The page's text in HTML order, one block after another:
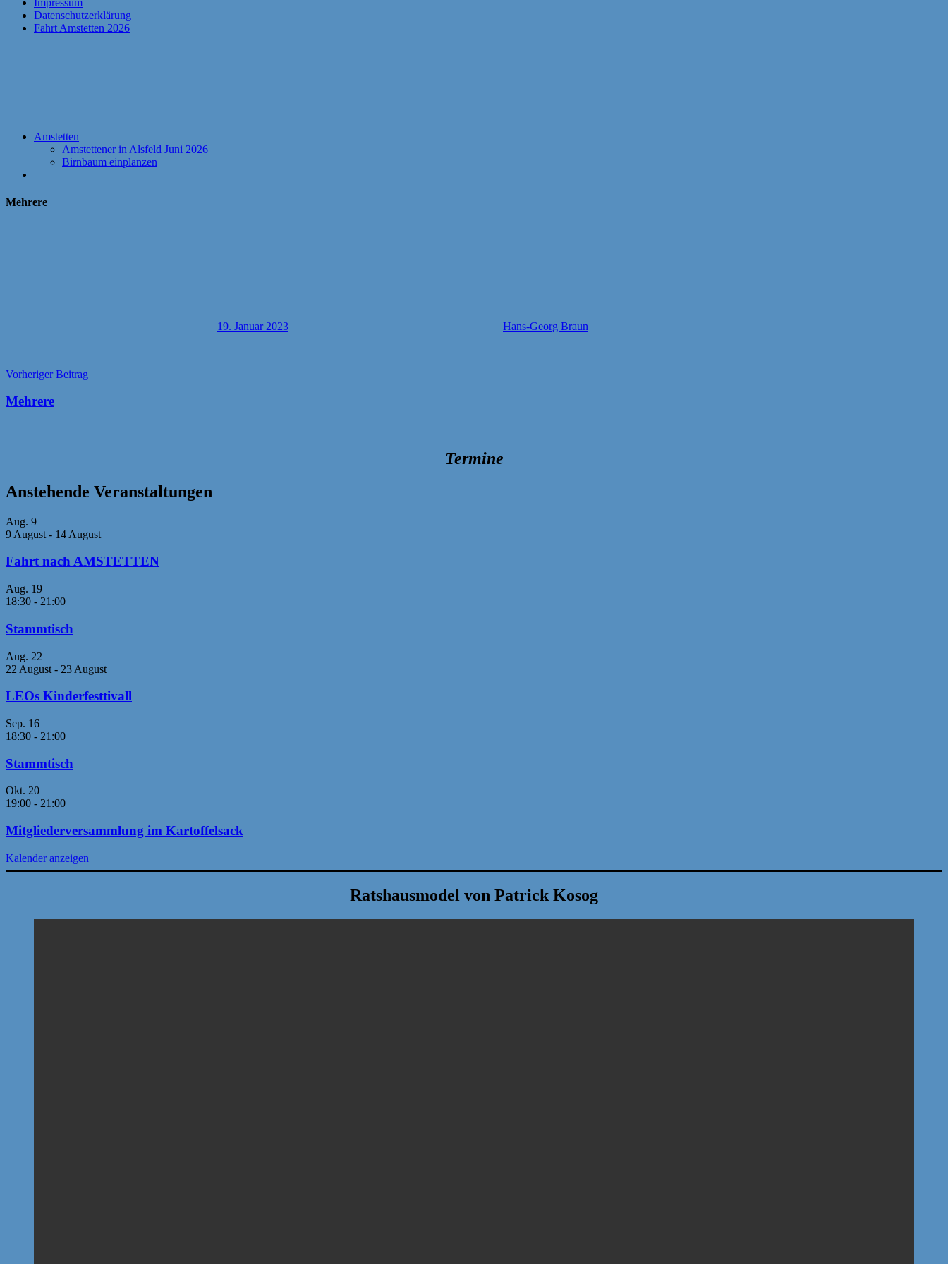
Impressum
Datenschutzerklärung
Fahrt Amstetten 2026
Amstetten
Amstettener in Alsfeld Juni 2026
Birnbaum einplanzen
Mehrere
19. Januar 2023 Hans-Georg Braun
Beitragsnavigation
Vorheriger Beitrag
Mehrere
Termine
Anstehende Veranstaltungen
Aug. 9
9 August - 14 August
Fahrt nach AMSTETTEN
Aug. 19
18:30 - 21:00
Stammtisch
Aug. 22
22 August - 23 August
LEOs Kinderfesttivall
Sep. 16
18:30 - 21:00
Stammtisch
Okt. 20
19:00 - 21:00
Mitgliederversammlung im Kartoffelsack
Kalender anzeigen
Ratshausmodel von Patrick Kosog